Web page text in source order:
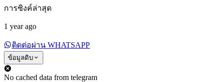
การซิงค์ล่าสุด
1 year ago
ติดต่อผ่าน WHATSAPP
ข้อมูลดิบ
No cached data from telegram